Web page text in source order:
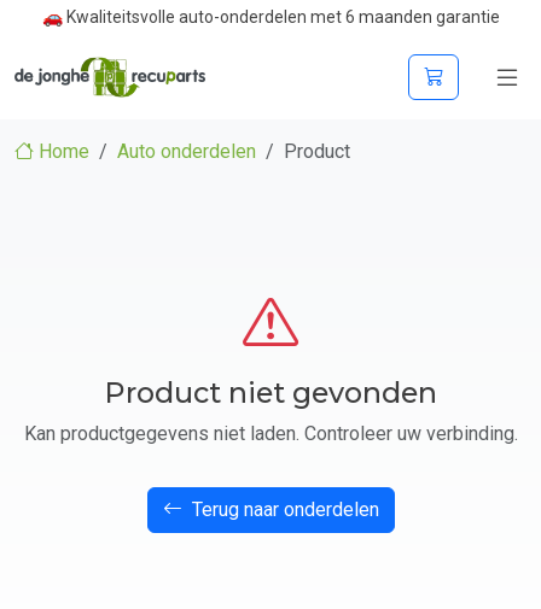
🚗 Kwaliteitsvolle auto-onderdelen met 6 maanden garantie
Home Auto onderdelen Product
Product niet gevonden
Kan productgegevens niet laden. Controleer uw verbinding.
Terug naar onderdelen